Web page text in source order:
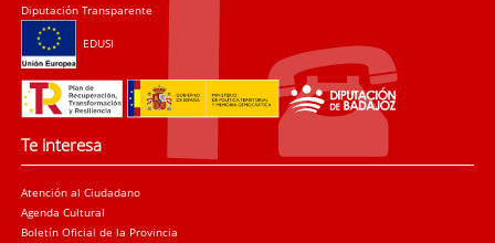
Diputación Transparente
EDUSI
Te interesa
Atención al Ciudadano
Agenda Cultural
Boletín Oficial de la Provincia